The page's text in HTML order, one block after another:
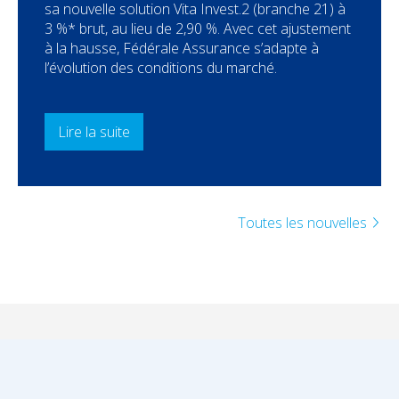
sa nouvelle solution Vita Invest.2 (branche 21) à
3 %* brut, au lieu de 2,90 %. Avec cet ajustement
à la hausse, Fédérale Assurance s’adapte à
l’évolution des conditions du marché.
Lire la suite
Toutes les nouvelles